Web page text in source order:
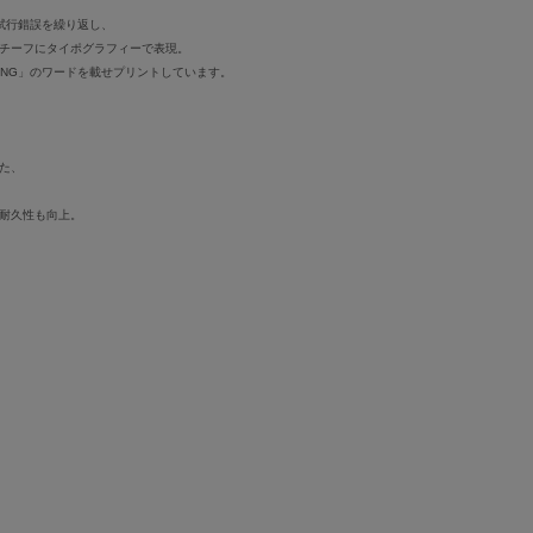
錯誤を繰り返し、
フにタイポグラフィーで表現。
」のワードを載せプリントしています。
、
久性も向上。